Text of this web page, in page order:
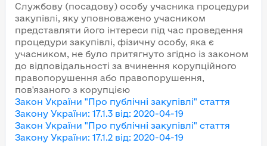
Службову (посадову) особу учасника процедури
закупівлі, яку уповноважено учасником
представляти його інтереси під час проведення
процедури закупівлі, фізичну особу, яка є
учасником, не було притягнуто згідно із законом
до відповідальності за вчинення корупційного
правопорушення або правопорушення,
пов'язаного з корупцією
Закон України "Про публічні закупівлі" стаття
Закону України: 17.1.3 від: 2020-04-19
Закон України "Про публічні закупівлі" стаття
Закону України: 17.1.2 від: 2020-04-19